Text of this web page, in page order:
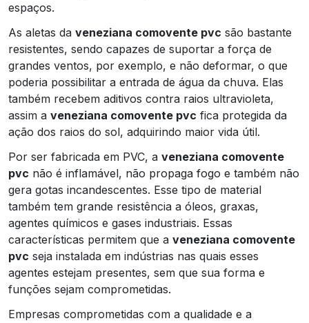
espaços.
As aletas da veneziana comovente pvc são bastante
resistentes, sendo capazes de suportar a força de
grandes ventos, por exemplo, e não deformar, o que
poderia possibilitar a entrada de água da chuva. Elas
também recebem aditivos contra raios ultravioleta,
assim a veneziana comovente pvc fica protegida da
ação dos raios do sol, adquirindo maior vida útil.
Por ser fabricada em PVC, a veneziana comovente
pvc não é inflamável, não propaga fogo e também não
gera gotas incandescentes. Esse tipo de material
também tem grande resistência a óleos, graxas,
agentes químicos e gases industriais. Essas
características permitem que a veneziana comovente
pvc seja instalada em indústrias nas quais esses
agentes estejam presentes, sem que sua forma e
funções sejam comprometidas.
Empresas comprometidas com a qualidade e a